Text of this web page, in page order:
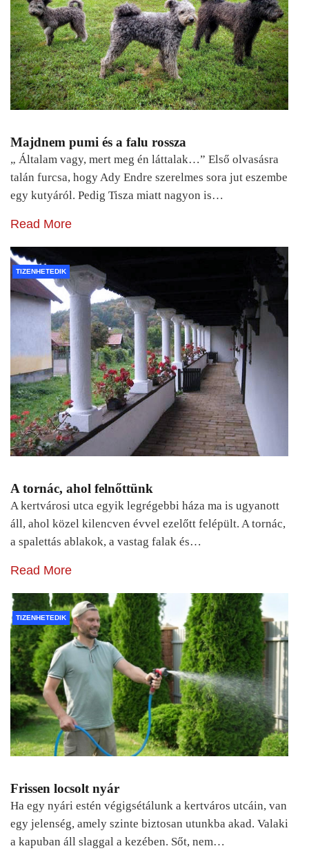
Majdnem pumi és a falu rossza
„ Általam vagy, mert meg én láttalak…” Első olvasásra
talán furcsa, hogy Ady Endre szerelmes sora jut eszembe
egy kutyáról. Pedig Tisza miatt nagyon is…
Read More
TIZENHETEDIK
A tornác, ahol felnőttünk
A kertvárosi utca egyik legrégebbi háza ma is ugyanott
áll, ahol közel kilencven évvel ezelőtt felépült. A tornác,
a spalettás ablakok, a vastag falak és…
Read More
TIZENHETEDIK
Frissen locsolt nyár
Ha egy nyári estén végigsétálunk a kertváros utcáin, van
egy jelenség, amely szinte biztosan utunkba akad. Valaki
a kapuban áll slaggal a kezében. Sőt, nem…